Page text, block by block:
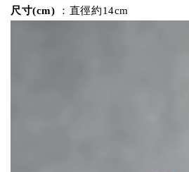
尺寸(cm) ：直徑約14cm